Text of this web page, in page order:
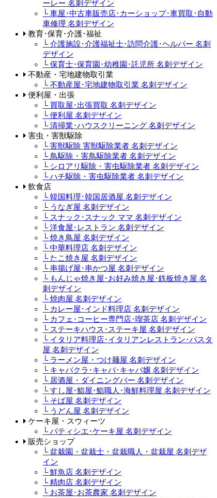
ーレー 名刺デザイン
└ 車屋･中古車販売店･カーショップ･車買取･自動
車修理 名刺デザイン
教育･保育･介護･福祉
└ 介護施設･介護福祉士･訪問介護･ヘルパー 名刺
デザイン
└ 保育士･保育園･幼稚園･託児所 名刺デザイン
不動産・宅地建物取引業
└ 不動産屋･宅地建物取引業 名刺デザイン
便利屋・出張
└ 買取屋･出張買取 名刺デザイン
└ 便利屋 名刺デザイン
└ 清掃業･ハウスクリーニング 名刺デザイン
害虫・害獣駆除
└ 害獣駆除 害獣駆除業者 名刺デザイン
└ 鳥駆除・害鳥駆除業者 名刺デザイン
└ シロアリ駆除・害虫駆除業者 名刺デザイン
└ ハチ駆除・害虫駆除業者 名刺デザイン
飲食店
└ 韓国料理･韓国居酒屋 名刺デザイン
└ うなぎ屋 名刺デザイン
└ スナック･スナック ママ 名刺デザイン
└ 洋食屋･レストラン 名刺デザイン
└ 焼き鳥屋 名刺デザイン
└ 中華料理店 名刺デザイン
└ たこ焼き屋 名刺デザイン
└ 串揚げ屋･串かつ屋 名刺デザイン
└ もんじゃ焼き屋･お好み焼き屋･鉄板焼き屋 名
刺デザイン
└ 焼肉屋 名刺デザイン
└ カレー屋･インド料理店 名刺デザイン
└ カフェ･コーヒー専門店･喫茶店 名刺デザイン
└ ステーキハウス･ステーキ屋 名刺デザイン
└ イタリア料理店･イタリアンレストラン･パスタ
屋 名刺デザイン
└ ラーメン屋・つけ麺屋 名刺デザイン
└ キャバクラ･キャバ･キャバ嬢 名刺デザイン
└ 居酒屋・ダイニングバー 名刺デザイン
└ すし屋･鮨屋･鮨職人･海鮮料理屋 名刺デザイン
└ そば屋 名刺デザイン
└ うどん屋 名刺デザイン
ケーキ屋・スウィーツ
└ パティシエ･ケーキ屋 名刺デザイン
販売ショップ
└ 盆栽園・盆栽士・盆栽職人・盆栽屋 名刺デザ
イン
└ 鮮魚店 名刺デザイン
└ 精肉店 名刺デザイン
└ お茶屋･お茶農家 名刺デザイン